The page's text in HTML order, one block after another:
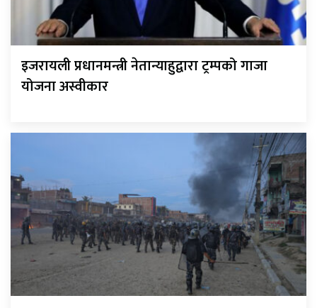
इजरायली प्रधानमन्त्री नेतान्याहुद्वारा ट्रम्पको गाजा
योजना अस्वीकार